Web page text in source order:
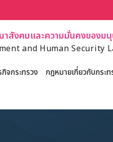
สังคมและความมั่นคงของม
and Human Security
จกระทรวง กฎหมายเกี่ยวกับกระ